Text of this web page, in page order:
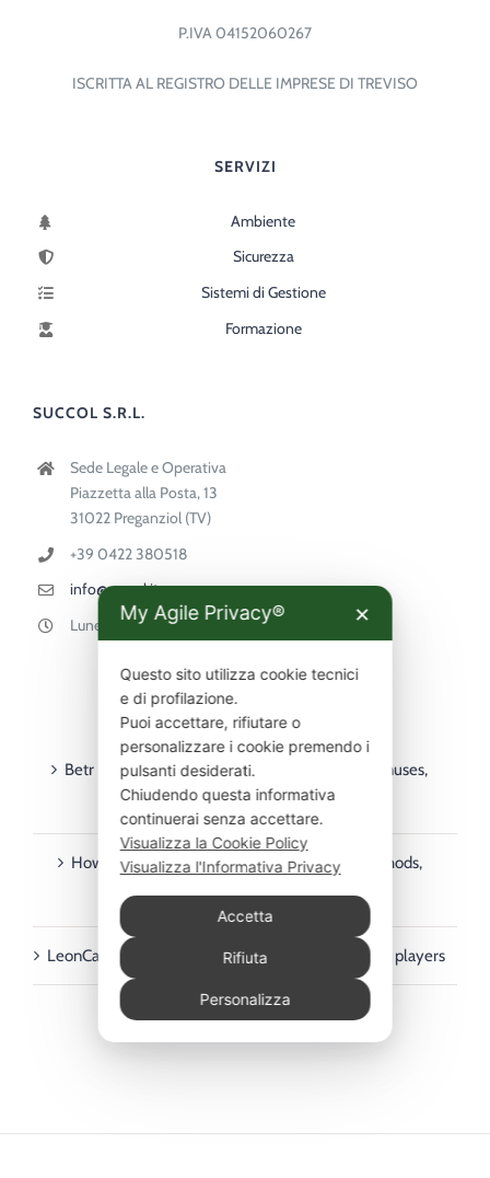
P.IVA 04152060267
ISCRITTA AL REGISTRO DELLE IMPRESE DI TREVISO
SERVIZI
Ambiente
Sicurezza
Sistemi di Gestione
Formazione
SUCCOL S.R.L.
Sede Legale e Operativa
Piazzetta alla Posta, 13
31022 Preganziol (TV)
+39 0422 380518
info@succol.it
Lunedì-Venerdì 9:00-18:00
ULTIMI ARTICOLI
Betr PointsBet guide for Australian players – bonuses,
deposits, withdrawals & mobile
How to Use Rainbet in Australia: Payment Methods,
Deposits & Withdrawals Guide
LeonCasino payment methods guide for Australian players
My Agile Privacy® ✕
Questo sito utilizza cookie tecnici
e di profilazione.
Puoi accettare, rifiutare o
personalizzare i cookie premendo i
pulsanti desiderati.
Chiudendo questa informativa
continuerai senza accettare.
Visualizza la Cookie Policy
Visualizza l'Informativa Privacy
Accetta
Rifiuta
Personalizza